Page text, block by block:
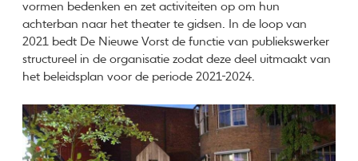
vormen bedenken en zet activiteiten op om hun
achterban naar het theater te gidsen. In de loop van
2021 bedt De Nieuwe Vorst de functie van publiekswerker
structureel in de organisatie zodat deze deel uitmaakt van
het beleidsplan voor de periode 2021-2024.